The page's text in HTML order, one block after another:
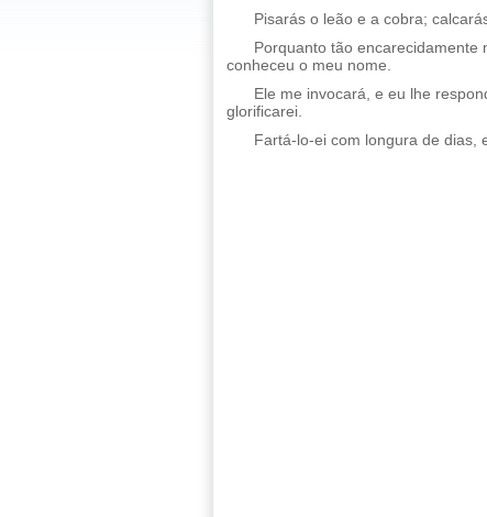
Pisarás o leão e a cobra;
Porquanto tão
conheceu o meu nome.
Ele me invocará, e eu lhe
glorificarei.
Fartá-lo-ei com longura de dias,